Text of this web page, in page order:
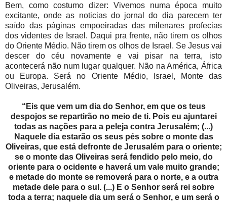
Bem, como costumo dizer: Vivemos numa época muito
excitante, onde as noticias do jornal do dia parecem ter
saído das páginas empoeiradas das milenares profecias
dos videntes de Israel. Daqui pra frente, não tirem os olhos
do Oriente Médio. Não tirem os olhos de Israel. Se Jesus vai
descer do céu novamente e vai pisar na terra, isto
acontecerá não num lugar qualquer. Não na América, África
ou Europa. Será no Oriente Médio, Israel, Monte das
Oliveiras, Jerusalém.
“Eis que vem um dia do Senhor, em que os teus
despojos se repartirão no meio de ti. Pois eu ajuntarei
todas as nações para a peleja contra Jerusalém; (...)
Naquele dia estarão os seus pés sobre o monte das
Oliveiras, que está defronte de Jerusalém para o oriente;
se o monte das Oliveiras será fendido pelo meio, do
oriente para o ocidente e haverá um vale muito grande;
e metade do monte se removerá para o norte, e a outra
metade dele para o sul. (...) E o Senhor será rei sobre
toda a terra; naquele dia um será o Senhor, e um será o